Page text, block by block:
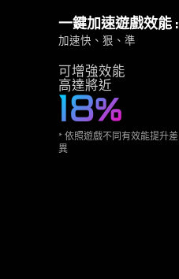
一鍵加速遊戲效能 :
加速快、狠、準
可增強效能
高達將近
18%
* 依照遊戲不同有效能提升差
異